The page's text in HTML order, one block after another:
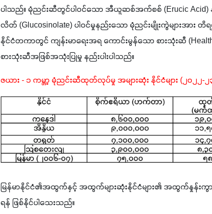
ပါသည်။ မုံညင်းဆီတွင်ပါဝင်သော အီယူဆစ်အက်စစ် (Erucic Acid)
လိတ် (Glucosinolate) ပါဝင်မှုနည်းသော မုံညင်းမျိုးကွဲများအာ
နိုင်ငံတကာတွင် ကျန်းမာရေးအရ ကောင်းမွန်သော စားသုံးဆီ
စားသုံးဆီအဖြစ်အသုံးပြုမှု နည်းပါးပါသည်။
ဇယား - ၁ ကမ္ဘာ့ မုံညင်းဆီထုတ်လုပ်မှု အများဆုံး နိုင်ငံများ (၂၀၂၂-၂
မြန်မာနိုင်ငံ၏အထွက်နှင့် အထွက်များဆုံးနိုင်ငံများ၏ အထွက်နှုန်းကွ
ရန် ဖြစ်နိုင်ပါသေးသည်။